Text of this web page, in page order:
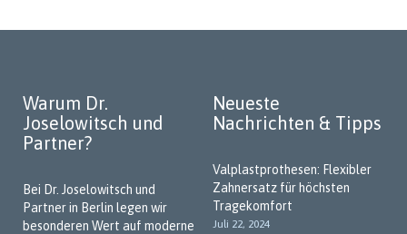
Warum Dr.
Joselowitsch und
Partner?
Bei Dr. Joselowitsch und
Partner in Berlin legen wir
besonderen Wert auf moderne
Neueste
Nachrichten & Tipps
Valplastprothesen: Flexibler
Zahnersatz für höchsten
Tragekomfort
Juli 22, 2024